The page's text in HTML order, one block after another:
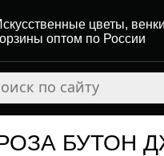
цветы,
оптом по России
БУТОН